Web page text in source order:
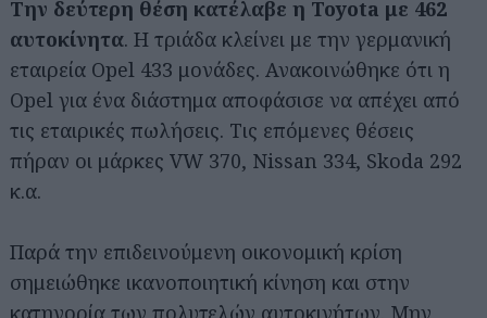
Την δεύτερη θέση κατέλαβε η Toyota με 462
αυτοκίνητα. Η τριάδα κλείνει με την γερμανική
εταιρεία Opel 433 μονάδες. Ανακοινώθηκε ότι η
Opel για ένα διάστημα αποφάσισε να απέχει από
τις εταιρικές πωλήσεις. Τις επόμενες θέσεις
πήραν οι μάρκες VW 370, Nissan 334, Skoda 292
κ.α.
Παρά την επιδεινούμενη οικονομική κρίση
σημειώθηκε ικανοποιητική κίνηση και στην
κατηγορία των πολυτελών αυτοκινήτων. Μην